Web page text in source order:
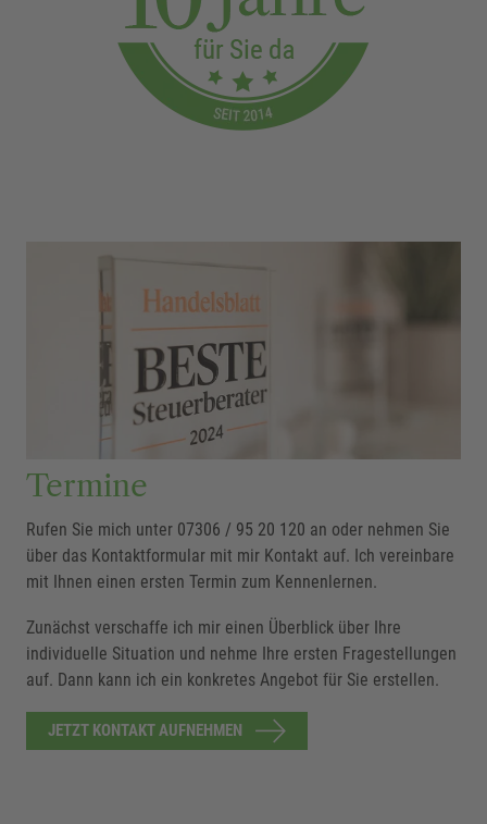
Termine
Rufen Sie mich unter 07306 / 95 20 120 an oder nehmen Sie
über das Kontaktformular mit mir Kontakt auf. Ich vereinbare
mit Ihnen einen ersten Termin zum Kennenlernen.
Zunächst verschaffe ich mir einen Überblick über Ihre
individuelle Situation und nehme Ihre ersten Fragestellungen
auf. Dann kann ich ein konkretes Angebot für Sie erstellen.
JETZT KONTAKT AUFNEHMEN